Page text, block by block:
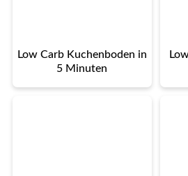
Low Carb Kuchenboden in
5 Minuten